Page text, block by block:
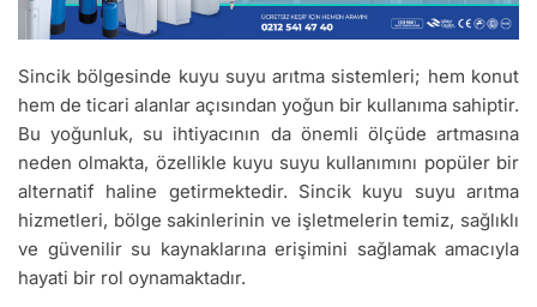
Sincik bölgesinde kuyu suyu arıtma sistemleri; hem konut
hem de ticari alanlar açısından yoğun bir kullanıma sahiptir.
Bu yoğunluk, su ihtiyacının da önemli ölçüde artmasına
neden olmakta, özellikle kuyu suyu kullanımını popüler bir
alternatif haline getirmektedir. Sincik kuyu suyu arıtma
hizmetleri, bölge sakinlerinin ve işletmelerin temiz, sağlıklı
ve güvenilir su kaynaklarına erişimini sağlamak amacıyla
hayati bir rol oynamaktadır.